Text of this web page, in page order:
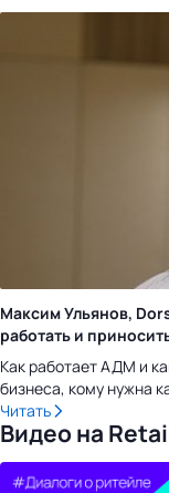
Максим Ульянов,
работать и
Как работает АДМ и
бизнеса, кому нужна
Читать
Видео на